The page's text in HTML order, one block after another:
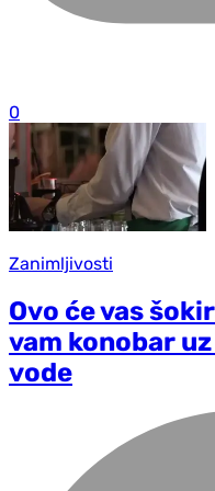
0
Zanimljivosti
Ovo će vas
vam konobar
vode